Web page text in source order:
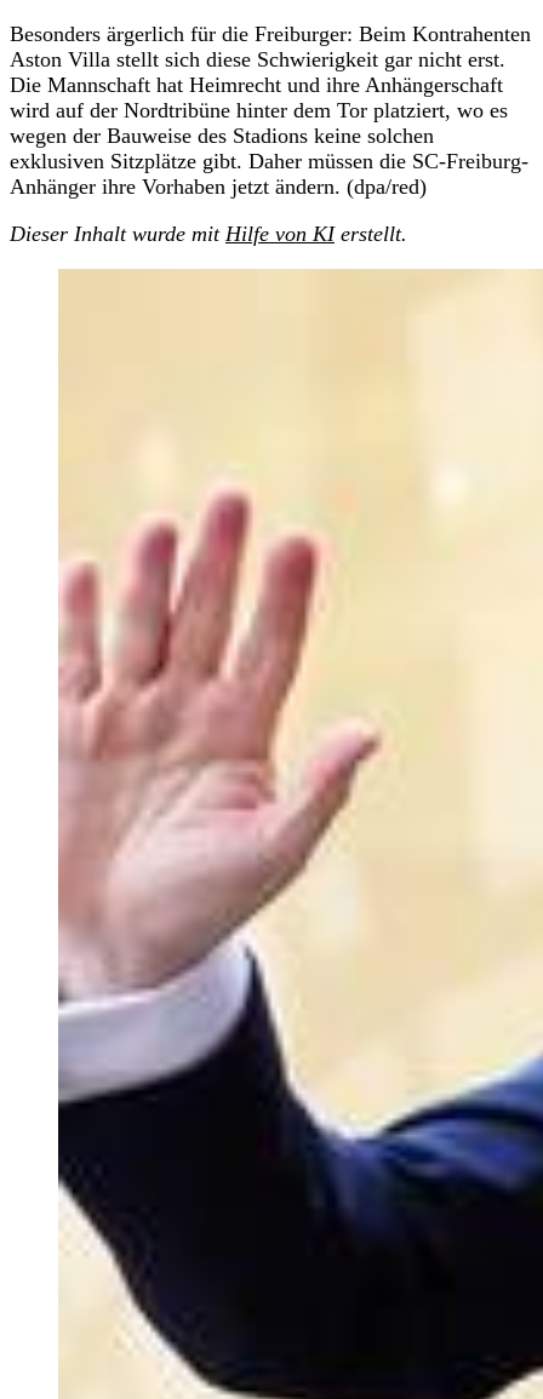
Besonders ärgerlich für die Freiburger: Beim Kontrahenten
Aston Villa stellt sich diese Schwierigkeit gar nicht erst.
Die Mannschaft hat Heimrecht und ihre Anhängerschaft
wird auf der Nordtribüne hinter dem Tor platziert, wo es
wegen der Bauweise des Stadions keine solchen
exklusiven Sitzplätze gibt. Daher müssen die SC-Freiburg-
Anhänger ihre Vorhaben jetzt ändern. (dpa/red)
Dieser Inhalt wurde mit Hilfe von KIerstellt.